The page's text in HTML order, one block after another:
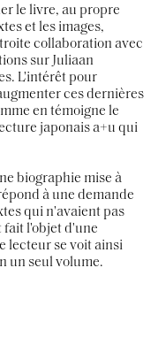
le livre, au propre
et les images,
collaboration avec
sur Juliaan
L'intérêt pour
ces dernières
en témoigne le
japonais a+u qui
biographie mise à
à une demande
qui n'avaient pas
l'objet d'une
lecteur se voit ainsi
un seul volume.